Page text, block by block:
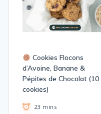
Cookies Flocons
d’Avoine, Banane &
Pépites de Chocolat (10
cookies)
23 mins